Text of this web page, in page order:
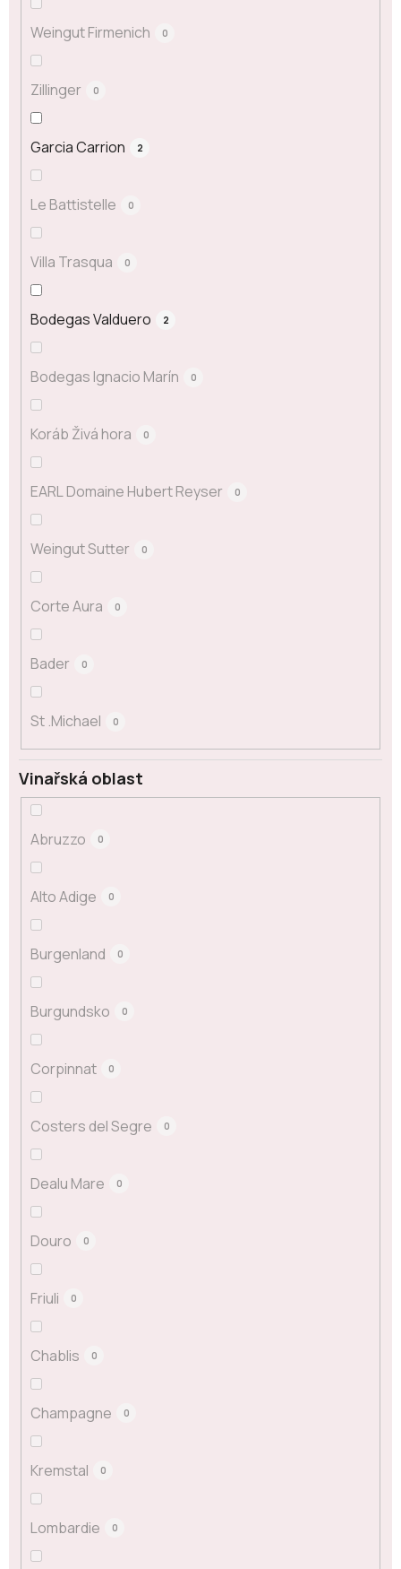
Weingut Firmenich 0
Zillinger 0
Garcia Carrion 2
Le Battistelle 0
Villa Trasqua 0
Bodegas Valduero 2
Bodegas Ignacio Marín 0
Koráb Živá hora 0
EARL Domaine Hubert Reyser 0
Weingut Sutter 0
Corte Aura 0
Bader 0
St .Michael 0
Vinařská oblast
Abruzzo 0
Alto Adige 0
Burgenland 0
Burgundsko 0
Corpinnat 0
Costers del Segre 0
Dealu Mare 0
Douro 0
Friuli 0
Chablis 0
Champagne 0
Kremstal 0
Lombardie 0